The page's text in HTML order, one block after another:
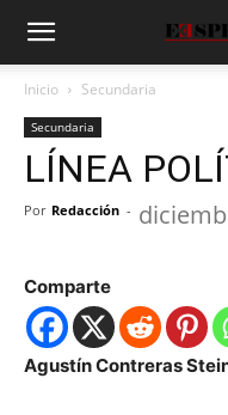
Inicio Secundaria
Secundaria
LÍNEA
Por Redacción -
Comparte
Agustín Contreras